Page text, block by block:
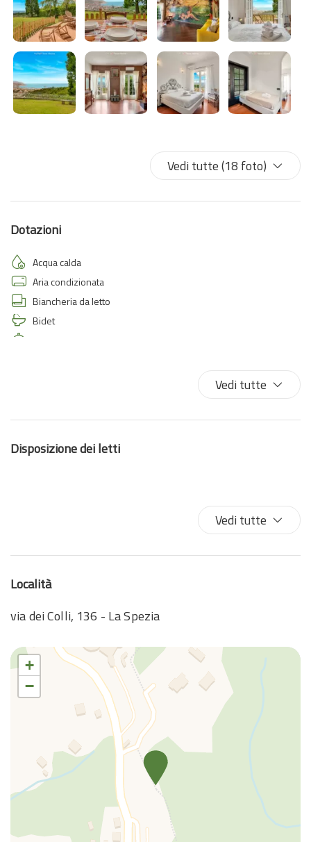
Vedi tutte (18 foto)
Dotazioni
Acqua calda
Aria condizionata
Biancheria da letto
Bidet
Fornelli
Forno a microonde
Lavastoviglie
Lavatrice/Asciugatrice
Lettino per bambini
Macchina caffè/te
Parcheggio gratuito
Patio scoperto
Piatti e Posate
Riscaldamento / Condizionatore autonomo
TV
Vedi tutte
Disposizione dei letti
Vedi tutte
Località
via dei Colli, 136 - La Spezia
+
−